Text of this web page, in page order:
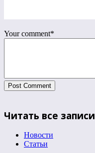
Your comment*
Читать все записи
Новости
Статьи